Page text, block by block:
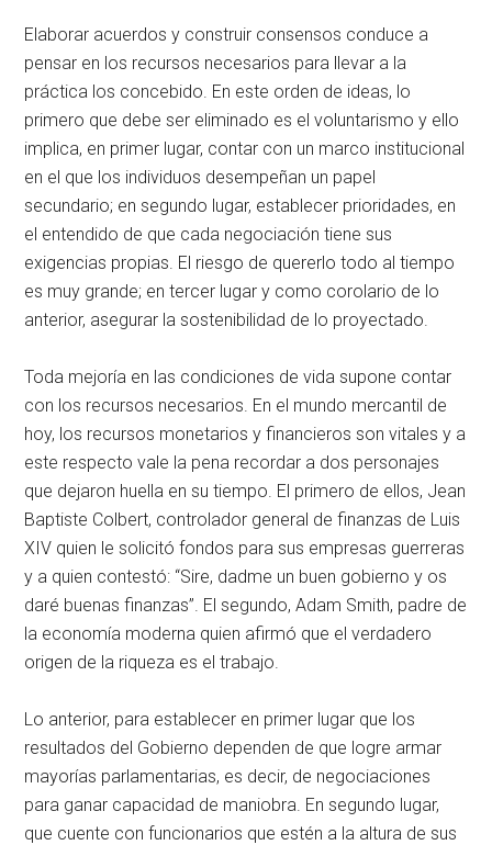
Elaborar acuerdos y construir consensos conduce a
pensar en los recursos necesarios para llevar a la
práctica los concebido. En este orden de ideas, lo
primero que debe ser eliminado es el voluntarismo y ello
implica, en primer lugar, contar con un marco institucional
en el que los individuos desempeñan un papel
secundario; en segundo lugar, establecer prioridades, en
el entendido de que cada negociación tiene sus
exigencias propias. El riesgo de quererlo todo al tiempo
es muy grande; en tercer lugar y como corolario de lo
anterior, asegurar la sostenibilidad de lo proyectado.
Toda mejoría en las condiciones de vida supone contar
con los recursos necesarios. En el mundo mercantil de
hoy, los recursos monetarios y financieros son vitales y a
este respecto vale la pena recordar a dos personajes
que dejaron huella en su tiempo. El primero de ellos, Jean
Baptiste Colbert, controlador general de finanzas de Luis
XIV quien le solicitó fondos para sus empresas guerreras
y a quien contestó: “Sire, dadme un buen gobierno y os
daré buenas finanzas”. El segundo, Adam Smith, padre de
la economía moderna quien afirmó que el verdadero
origen de la riqueza es el trabajo.
Lo anterior, para establecer en primer lugar que los
resultados del Gobierno dependen de que logre armar
mayorías parlamentarias, es decir, de negociaciones
para ganar capacidad de maniobra. En segundo lugar,
que cuente con funcionarios que estén a la altura de sus